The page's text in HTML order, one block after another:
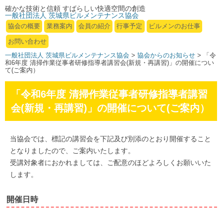
確かな技術と信頼 すばらしい快適空間の創造
一般社団法人 茨城県ビルメンテナンス協会
協会の概要 業務案内 会員の紹介 行事予定 ビルメンのお仕事
お問い合わせ
一般社団法人 茨城県ビルメンテナンス協会 > 協会からのお知らせ > 「令
和6年度 清掃作業従事者研修指導者講習会(新規・再講習)」の開催につい
て(ご案内）
「令和6年度 清掃作業従事者研修指導者講習
会(新規・再講習)」の開催について(ご案内）
当協会では、標記の講習会を下記及び別添のとおり開催すること
となりましたので、ご案内いたします。
受講対象者におかれましては、ご配意のほどよろしくお願いいた
します。
開催日時